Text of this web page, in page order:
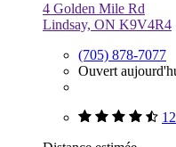
4 Golden Mile Rd
Lindsay, ON K9V4R4
(705) 878-7077
Ouvert